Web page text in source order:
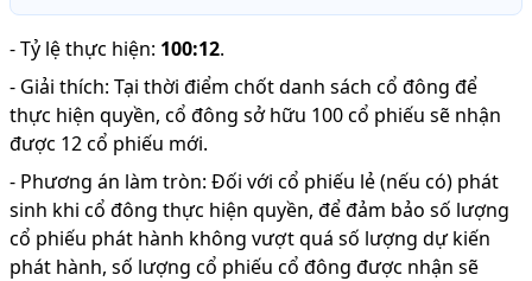
-Tỷ lệ thực hiện: 100:12.
- Giải thích: Tại thời điểm chốt danh sách cổ đông để
thực hiện quyền, cổ đông sở hữu 100 cổ phiếu sẽ nhận
được 12 cổ phiếu mới.
- Phương án làm tròn: Đối với cổ phiếu lẻ (nếu có) phát
sinh khi cổ đông thực hiện quyền, để đảm bảo số lượng
cổ phiếu phát hành không vượt quá số lượng dự kiến
phát hành, số lượng cổ phiếu cổ đông được nhận sẽ